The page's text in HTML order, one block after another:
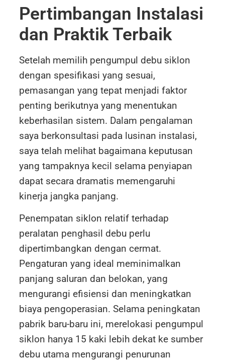
Pertimbangan Instalasi
dan Praktik Terbaik
Setelah memilih pengumpul debu siklon
dengan spesifikasi yang sesuai,
pemasangan yang tepat menjadi faktor
penting berikutnya yang menentukan
keberhasilan sistem. Dalam pengalaman
saya berkonsultasi pada lusinan instalasi,
saya telah melihat bagaimana keputusan
yang tampaknya kecil selama penyiapan
dapat secara dramatis memengaruhi
kinerja jangka panjang.
Penempatan siklon relatif terhadap
peralatan penghasil debu perlu
dipertimbangkan dengan cermat.
Pengaturan yang ideal meminimalkan
panjang saluran dan belokan, yang
mengurangi efisiensi dan meningkatkan
biaya pengoperasian. Selama peningkatan
pabrik baru-baru ini, merelokasi pengumpul
siklon hanya 15 kaki lebih dekat ke sumber
debu utama mengurangi penurunan